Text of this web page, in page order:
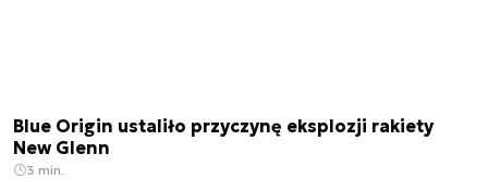
Blue Origin ustaliło przyczynę eksplozji rakiety
New Glenn
3 min.